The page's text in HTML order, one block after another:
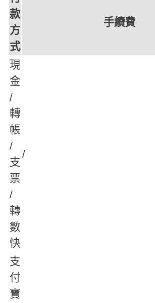
款
方
式
手續費
現
金
/
轉
帳
/
支
票
/
轉
數
快
/
支
付
寶